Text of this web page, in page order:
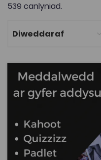
539 canlyniad.
Meddalwedd
Dyddiad cyhoeddi: 2022
Meddalwedd
2.8K
Cymraeg Yn Unig
Tagiau
Addysg